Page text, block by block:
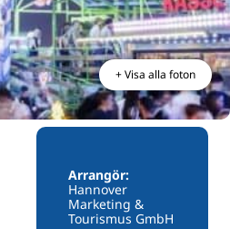
+ Visa alla foton
Arrangör:
Hannover
Marketing &
Tourismus GmbH